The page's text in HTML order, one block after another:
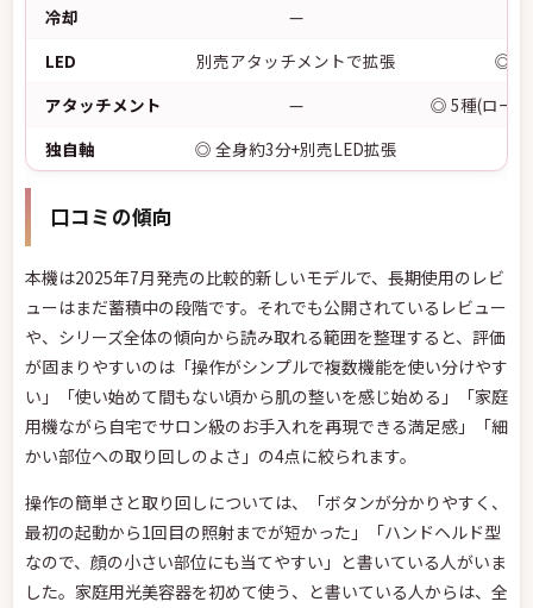
冷却
—
LED
別売アタッチメントで拡張
◎
アタッチメント
—
◎ 5種(ロー
独自軸
◎ 全身約3分+別売LED拡張
口コミの傾向
本機は2025年7月発売の比較的新しいモデルで、長期使用のレビ
ューはまだ蓄積中の段階です。それでも公開されているレビュー
や、シリーズ全体の傾向から読み取れる範囲を整理すると、評価
が固まりやすいのは「操作がシンプルで複数機能を使い分けやす
い」「使い始めて間もない頃から肌の整いを感じ始める」「家庭
用機ながら自宅でサロン級のお手入れを再現できる満足感」「細
かい部位への取り回しのよさ」の4点に絞られます。
操作の簡単さと取り回しについては、「ボタンが分かりやすく、
最初の起動から1回目の照射までが短かった」「ハンドヘルド型
なので、顔の小さい部位にも当てやすい」と書いている人がいま
した。家庭用光美容器を初めて使う、と書いている人からは、全